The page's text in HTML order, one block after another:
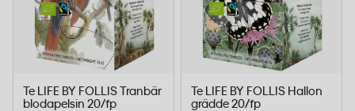
Te LIFE BY FOLLIS Tranbär
blodapelsin 20/fp
Te LIFE BY FOLLIS Hallon
grädde 20/fp